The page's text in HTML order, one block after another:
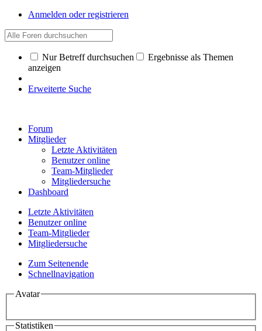
Anmelden oder registrieren
Nur Betreff durchsuchen
Ergebnisse als Themen
anzeigen
Erweiterte Suche
Forum
Mitglieder
Letzte Aktivitäten
Benutzer online
Team-Mitglieder
Mitgliedersuche
Dashboard
Letzte Aktivitäten
Benutzer online
Team-Mitglieder
Mitgliedersuche
Zum Seitenende
Schnellnavigation
Avatar
Statistiken